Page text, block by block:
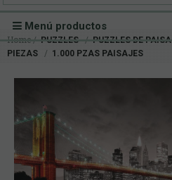
Menú productos
Home PUZZLES PUZZLES DE
PIEZAS
1.000 PZAS PAISAJES